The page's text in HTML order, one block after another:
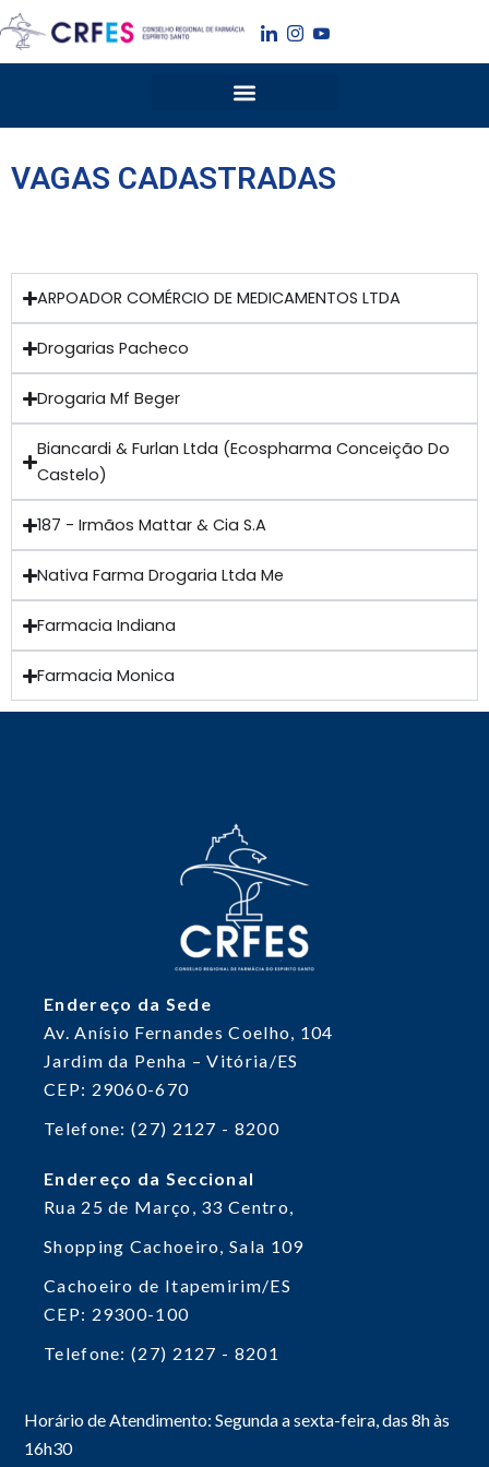
para
o
VAGAS CADASTRADAS
ARPOADOR COMÉRCIO DE MEDICAMENTOS LTDA
Drogarias Pacheco
Drogaria Mf Beger
Biancardi & Furlan Ltda (Ecospharma Conceição Do
Castelo)
187 - Irmãos Mattar & Cia S.A
Nativa Farma Drogaria Ltda Me
Farmacia Indiana
Farmacia Monica
Endereço da Sede
Av. Anísio Fernandes Coelho, 104
Jardim da Penha – Vitória/ES
CEP: 29060-670
Telefone: (27) 2127 - 8200
Endereço da Seccional
Rua 25 de Março, 33Centro,
Shopping Cachoeiro, Sala 109
Cachoeiro de Itapemirim/ES
CEP: 29300-100
Telefone: (27) 2127 - 8201
Horário de Atendimento: Segunda a sexta-feira, das 8h às
16h30